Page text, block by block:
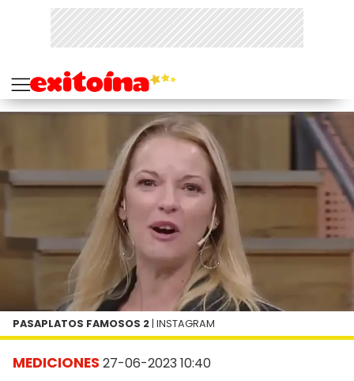
MEDICIONES 27-06-2023 10:40
PASAPLATOS FAMOSOS 2 | INSTAGRAM